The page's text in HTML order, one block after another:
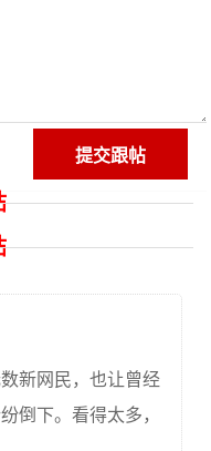
新网民，也让曾经
倒下。看得太多，